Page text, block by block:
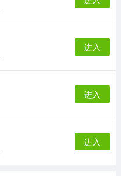
进入
进入
进入